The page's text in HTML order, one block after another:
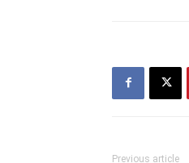
Previous article